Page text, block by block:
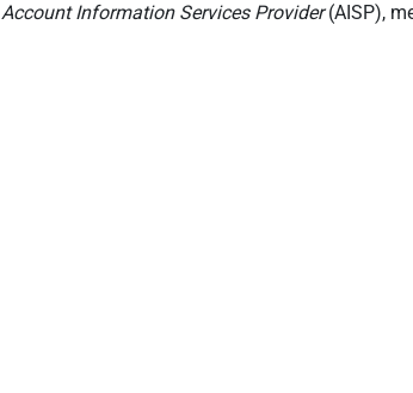
Account Information Services Provider(AISP),